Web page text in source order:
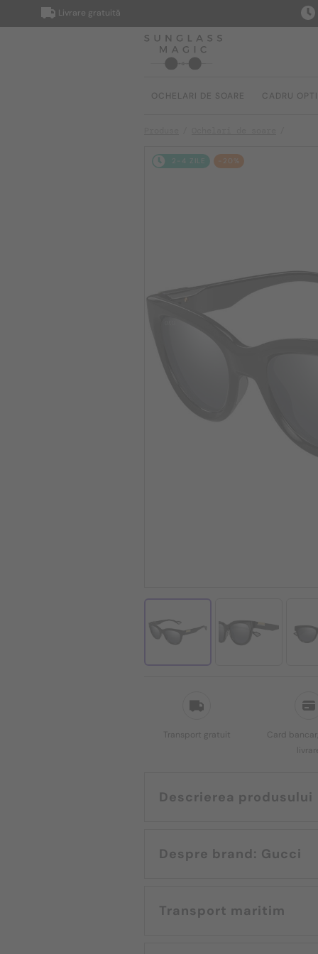
Livrare gratuită
OCHELARI DE SOARE CADRU
2-4 ZILE -20%
Transport gratuit
Card
Descrierea produsului
Despre brand: Gucci
Transport maritim